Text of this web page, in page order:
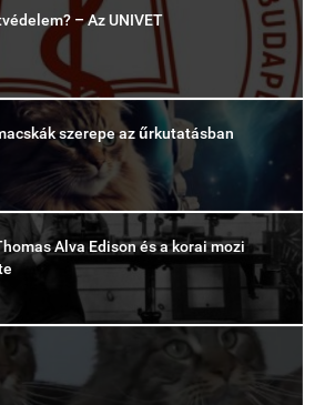
– Az UNIVET
szerepe az űrkutatásban
Alva Edison és a korai mozi